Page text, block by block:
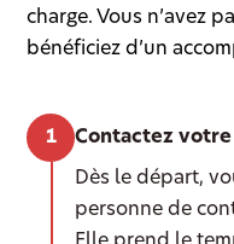
charge. Vous n’avez
bénéficiez d’un
Contactez
Dès le départ,
personne de